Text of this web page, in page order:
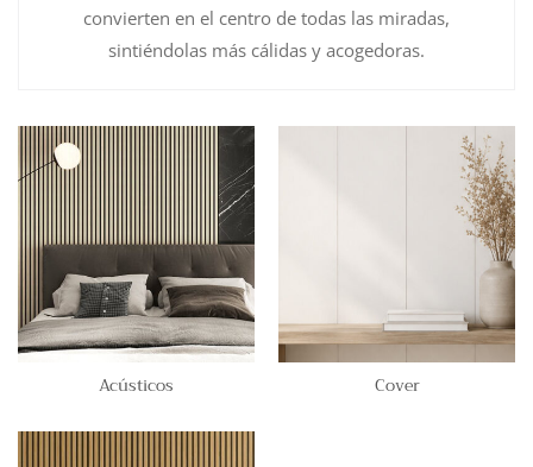
convierten en el centro de todas las miradas,
sintiéndolas más cálidas y acogedoras.
Acústicos Cover